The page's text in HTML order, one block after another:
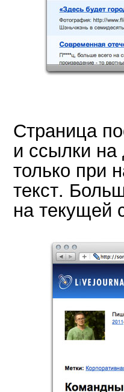
Страница
и ссылки
только при
текст.
на текущей